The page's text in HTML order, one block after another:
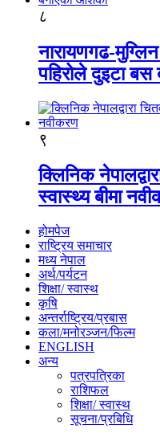
८
नारायणगढ-
पहिरोले दुइटा
९
क्लिनिक
स्वास्थ्य बीमा
होमपेज
राष्ट्रिय समाचार
मध्य नेपाल
अर्थ/पर्यटन
शिक्षा/ स्वास्थ
कृषि
अन्तर्राष्ट्रिय/प्रबास
कला/मनोरञ्जन/फिल्म
ENGLISH
अन्य
पत्रपत्रिका
राशिफल
शिक्षा/ स्वास्थ
सूचना/प्रबिधि